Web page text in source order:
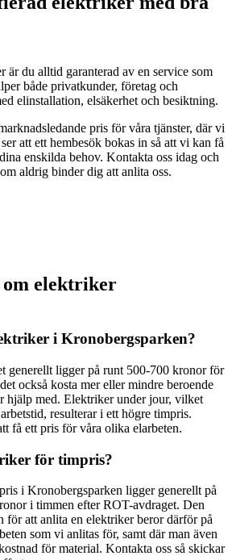
är du alltid garanterad av en service som
både privatkunder, företag och
elinstallation, elsäkerhet och besiktning.
pris för våra tjänster, där vi
att ett hembesök bokas in så att vi kan få
enskilda behov. Kontakta oss idag och
aldrig binder dig att anlita oss.
elektriker
i Kronobergsparken?
generellt ligger på runt 500-700 kronor för
också kosta mer eller mindre beroende
hjälp med. Elektriker under jour, vilket
resulterar i ett högre timpris.
få ett pris för våra olika elarbeten.
för timpris?
i Kronobergsparken ligger generellt på
i timmen efter ROT-avdraget. Den
för att anlita en elektriker beror därför på
som vi anlitas för, samt där man även
för material. Kontakta oss så skickar